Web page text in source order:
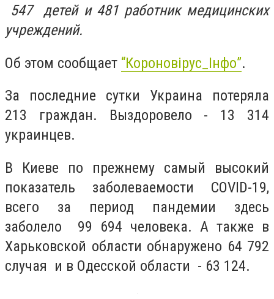
547 детей и 481 работник медицинских
учреждений.
Об этом сообщает “Короновірус_Інфо”.
За последние сутки Украина потеряла
213 граждан. Выздоровело - 13 314
украинцев.
В Киеве по прежнему самый высокий
показатель заболеваемости COVID-19,
всего за период пандемии здесь
заболело
99 694 человека. А также в
Харьковской области обнаружено 64 792
случая и в Одесской области - 63 124.